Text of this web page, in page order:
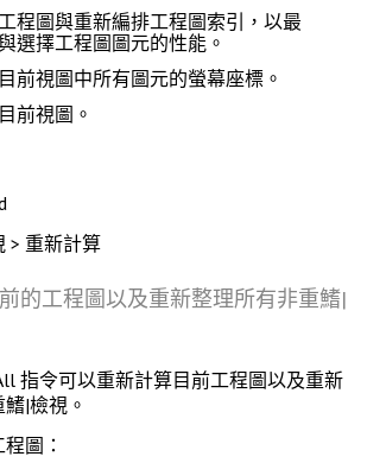
程圖與重新編排工程圖索引，以最
選擇工程圖圖元的性能。
前視圖中所有圖元的螢幕座標。
前視圖。
> 重新計算
的工程圖以及重新整理所有非重鰭|
指令可以重新計算目前工程圖以及重新
|檢視。
圖：